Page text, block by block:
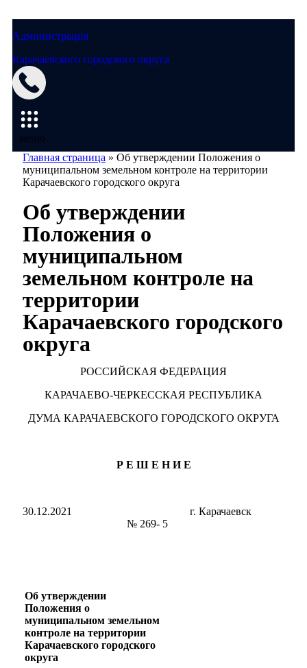
Администрация
Карачаевского городского округа
меню
Главная страница » Об утверждении Положения о
муниципальном земельном контроле на территории
Карачаевского городского округа
Об утверждении
Положения о
муниципальном
земельном контроле на
территории
Карачаевского городского
округа
РОССИЙСКАЯ ФЕДЕРАЦИЯ
КАРАЧАЕВО-ЧЕРКЕССКАЯ РЕСПУБЛИКА
ДУМА КАРАЧАЕВСКОГО ГОРОДСКОГО ОКРУГА
Р Е Ш Е Н И Е
30.12.2021 г. Карачаевск
№ 269- 5
Об утверждении
Положения о
муниципальном земельном
контроле на территории
Карачаевского городского
округа